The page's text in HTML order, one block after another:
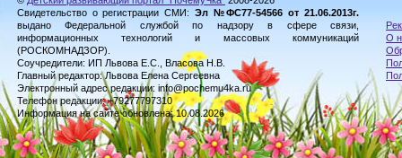
Свидетельство о регистрации СМИ: Эл №ФС77-54566 от 21.06.2013г.
выдано Федеральной службой по надзору в сфере связи,
информационных технологий и массовых коммуникаций
(РОСКОМНАДЗОР).
Соучредители: ИП Львова Е.С., Власова Н.В.
Главный редактор: Львова Елена Сергеевна
Электронный адрес редакции: info@pochemu4ka.ru
Телефон редакции: +79277797310
Информация на сайте обновлена: 10.08.2026
О